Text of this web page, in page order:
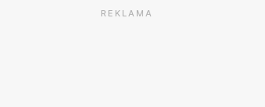
REKLAMA